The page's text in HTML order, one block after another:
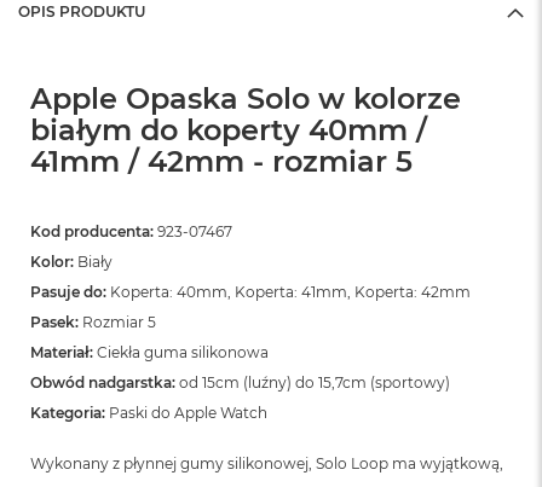
OPIS PRODUKTU
Apple Opaska Solo w kolorze
białym do koperty 40mm /
41mm / 42mm - rozmiar 5
Kod producenta: 923-07467
Kolor: Biały
Pasuje do: Koperta: 40mm, Koperta: 41mm, Koperta: 42mm
Pasek: Rozmiar 5
Materiał: Ciekła guma silikonowa
Obwód nadgarstka: od 15cm (luźny) do 15,7cm (sportowy)
Kategoria: Paski do Apple Watch
Wykonany z płynnej gumy silikonowej, Solo Loop ma wyjątkową,